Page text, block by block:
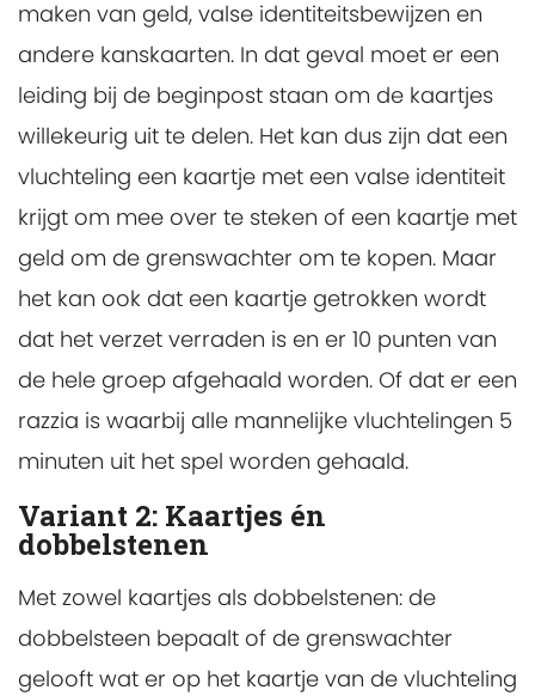
maken van geld, valse identiteitsbewijzen en
andere kanskaarten. In dat geval moet er een
leiding bij de beginpost staan om de kaartjes
willekeurig uit te delen. Het kan dus zijn dat een
vluchteling een kaartje met een valse identiteit
krijgt om mee over te steken of een kaartje met
geld om de grenswachter om te kopen. Maar
het kan ook dat een kaartje getrokken wordt
dat het verzet verraden is en er 10 punten van
de hele groep afgehaald worden. Of dat er een
razzia is waarbij alle mannelijke vluchtelingen 5
minuten uit het spel worden gehaald.
Variant 2: Kaartjes én
dobbelstenen
Met zowel kaartjes als dobbelstenen: de
dobbelsteen bepaalt of de grenswachter
gelooft wat er op het kaartje van de vluchteling